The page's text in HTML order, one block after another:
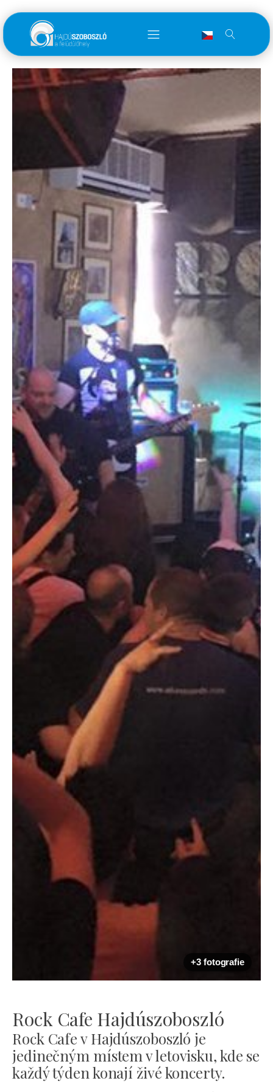
+3 fotografie
Rock Cafe Hajdúszoboszló
Rock Cafe v Hajdúszoboszló je
jedinečným místem v letovisku, kde se
každý týden konají živé koncerty.